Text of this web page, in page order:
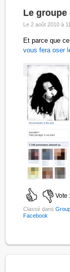
Le groupe
Le 2 août 2010 à
Et parce que
vous fera oser
Vote
Classé dans
Facebook